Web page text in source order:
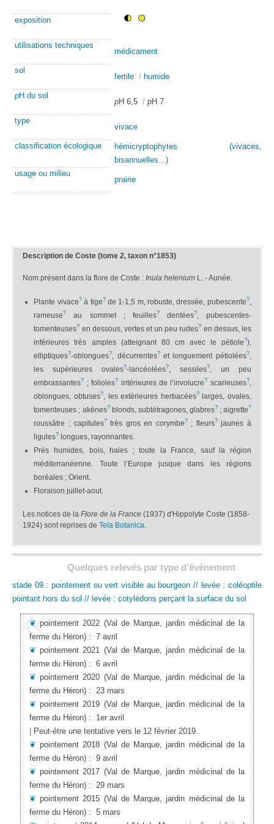
exposition
utilisations techniques
médicament
sol
fertile / humide
pH du sol
pH 6,5 / pH 7
type
vivace
classification écologique
hémicryptophytes (vivaces,
bisannuelles...)
usage ou milieu
prairie
Description de Coste (tome 2, taxon n°1853)
Nom présent dans la flore de Coste :Inula helenium L. - Aunée.
Plante vivace?à tige?de 1-1,5 m, robuste, dressée, pubescente?,
rameuse? au sommet ; feuilles?dentées?, pubescentes-
tomenteuses? en dessous, vertes et un peu rudes? en dessus, les
inférieures très amples (atteignant 80 cm avec le pétiole?),
elliptiques?-oblongues? , décurrentes?et longuement pétiolées?,
les supérieures ovales?-lancéolées? , sessiles?
, un peu
embrassantes? ; folioles? intérieures de l’involucre? scarieuses?,
oblongues, obtuses? , les extérieures herbacées?larges, ovales,
tomenteuses ; akènes?blonds, subtétragones, glabres?; aigrette?
roussâtre ; capitules?très gros en corymbe?; fleurs?jaunes à
ligules? longues, rayonnantes.
Prés humides, bois, haies ; toute la France, sauf la région
méditerranéenne. Toute l’Europe jusque dans les régions
boréales ; Orient.
Floraison juillet-aout.
Les notices de laFlore de la France (1937) d'Hippolyte Coste (1858-
1924) sont reprises deTela Botanica.
Quelques relevés par type d'événement
stade 09 : pointement ou vert visible au bourgeon // levée : coléoptile
pointant hors du sol // levée : cotylédons perçant la surface du sol
❦pointement 2022 (Val de Marque, jardin médicinal de la
ferme du Héron): 7 avril
❦pointement 2021 (Val de Marque, jardin médicinal de la
ferme du Héron): 6 avril
❦pointement 2020 (Val de Marque, jardin médicinal de la
ferme du Héron): 23 mars
❦pointement 2019 (Val de Marque, jardin médicinal de la
ferme du Héron): 1er avril
Peut-être une tentative vers le 12 février 2019.
❦pointement 2018 (Val de Marque, jardin médicinal de la
ferme du Héron): 9 avril
❦pointement 2017 (Val de Marque, jardin médicinal de la
ferme du Héron): 29 mars
❦pointement 2015 (Val de Marque, jardin médicinal de la
ferme du Héron): 5 mars